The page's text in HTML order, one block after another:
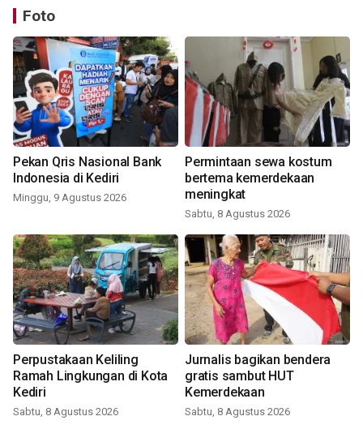
Foto
Pekan Qris Nasional Bank
Indonesia di Kediri
Minggu, 9 Agustus 2026
Permintaan sewa kostum
bertema kemerdekaan
meningkat
Sabtu, 8 Agustus 2026
Perpustakaan Keliling
Ramah Lingkungan di Kota
Kediri
Sabtu, 8 Agustus 2026
Jurnalis bagikan bendera
gratis sambut HUT
Kemerdekaan
Sabtu, 8 Agustus 2026